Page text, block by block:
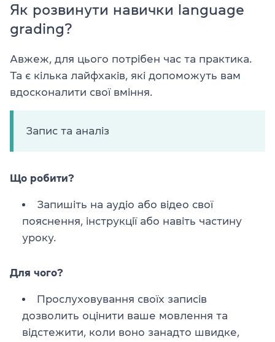
Як розвинути навички language
grading?
Авжеж, для цього потрібен час та практика.
Та є кілька лайфхаків, які допоможуть вам
вдосконалити свої вміння.
Запис та аналіз
Що робити?
Запишіть на аудіо або відео свої
пояснення, інструкції або навіть частину
уроку.
Для чого?
Прослуховування своїх записів
дозволить оцінити ваше мовлення та
відстежити, коли воно занадто швидке,